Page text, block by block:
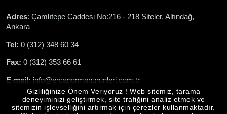
Adres: Çamlıtepe Caddesi No:216 - 218 Siteler, Altındağ,
Ankara
Tel: 0 (312) 348 60 34
Fax: 0 (312) 353 66 61
E-mail: info@ercanormanurunleri.com.tr
Gizliliğinize Önem Veriyoruz ! Web sitemiz, tarama
deneyiminizi geliştirmek, site trafiğini analiz etmek ve
sitemizin işlevselliğini artırmak için çerezler kullanmaktadır.